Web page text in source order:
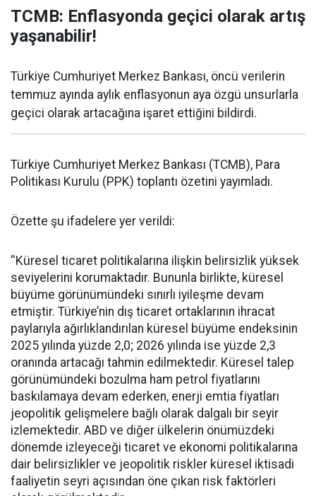
TCMB: Enflasyonda geçici olarak artış
yaşanabilir!
Türkiye Cumhuriyet Merkez Bankası, öncü verilerin
temmuz ayında aylık enflasyonun aya özgü unsurlarla
geçici olarak artacağına işaret ettiğini bildirdi.
Türkiye Cumhuriyet Merkez Bankası (TCMB), Para
Politikası Kurulu (PPK) toplantı özetini yayımladı.
Özette şu ifadelere yer verildi:
''Küresel ticaret politikalarına ilişkin belirsizlik yüksek
seviyelerini korumaktadır. Bununla birlikte, küresel
büyüme görünümündeki sınırlı iyileşme devam
etmiştir. Türkiye’nin dış ticaret ortaklarının ihracat
paylarıyla ağırlıklandırılan küresel büyüme endeksinin
2025 yılında yüzde 2,0; 2026 yılında ise yüzde 2,3
oranında artacağı tahmin edilmektedir. Küresel talep
görünümündeki bozulma ham petrol fiyatlarını
baskılamaya devam ederken, enerji emtia fiyatları
jeopolitik gelişmelere bağlı olarak dalgalı bir seyir
izlemektedir. ABD ve diğer ülkelerin önümüzdeki
dönemde izleyeceği ticaret ve ekonomi politikalarına
dair belirsizlikler ve jeopolitik riskler küresel iktisadi
faaliyetin seyri açısından öne çıkan risk faktörleri